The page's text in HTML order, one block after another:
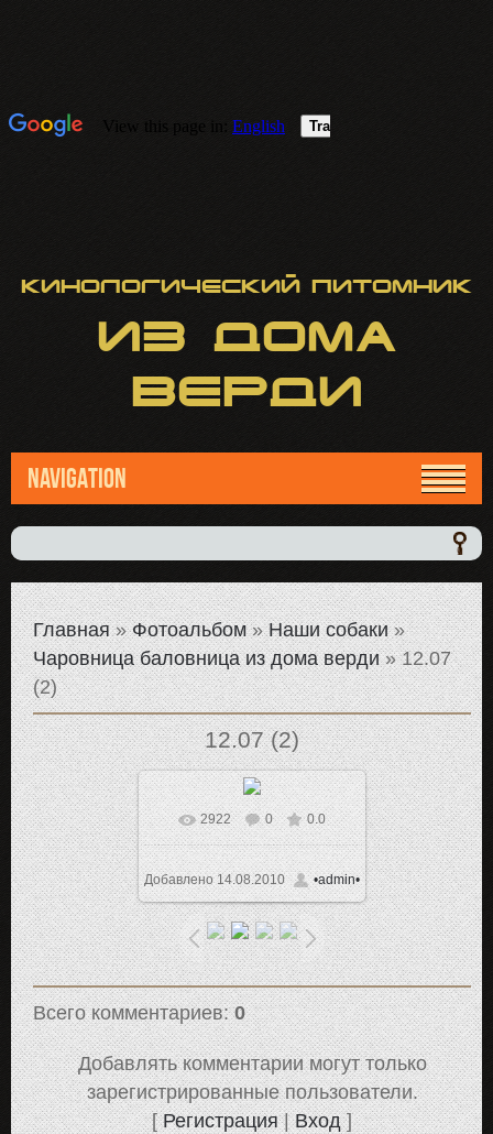
Кинологический питомник
ИЗ ДОМА
ВЕРДИ
NAVIGATION
Главная»Фотоальбом»Наши собаки»
Чаровница баловница из дома верди» 12.07
(2)
12.07 (2)
2922 0 0.0
Добавлено14.08.2010 •admin•
Всего комментариев:0
Добавлять комментарии могут только
зарегистрированные пользователи.
[Регистрация|Вход]